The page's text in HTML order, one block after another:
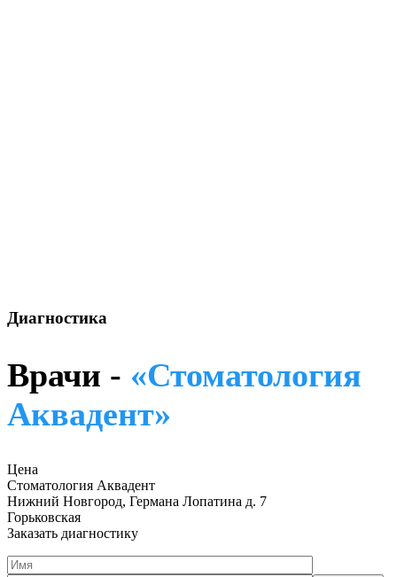
Диагностика
Врачи - «Стоматология
Аквадент»
Цена
Стоматология Аквадент
Нижний Новгород, Германа Лопатина д. 7
Горьковская
Заказать диагностику